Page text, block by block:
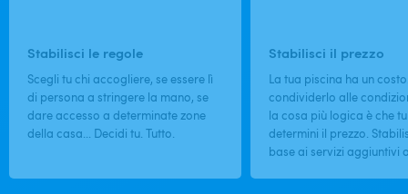
Stabilisci le regole
Scegli tu chi accogliere, se essere lì
di persona a stringere la mano, se
dare accesso a determinate zone
della casa... Decidi tu. Tutto.
Stabilisci il prezzo
La tua piscina ha un
condividerlo alle
la cosa più logica è che
determini il prezzo.
base ai servizi aggiuntivi